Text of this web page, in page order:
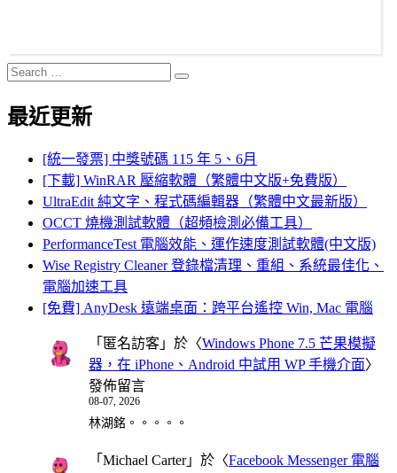
Search
for:
Search
最近更新
[統一發票] 中獎號碼 115 年 5、6月
[下載] WinRAR 壓縮軟體（繁體中文版+免費版）
UltraEdit 純文字、程式碼編輯器（繁體中文最新版）
OCCT 燒機測試軟體（超頻檢測必備工具）
PerformanceTest 電腦效能、運作速度測試軟體(中文版)
Wise Registry Cleaner 登錄檔清理、重組、系統最佳化、
電腦加速工具
[免費] AnyDesk 遠端桌面：跨平台遙控 Win, Mac 電腦
「 匿名訪客 」於〈Windows Phone 7.5 芒果模擬
器，在 iPhone、Android 中試用 WP 手機介面〉
發佈留言
08-07, 2026
林湖銘。。。。。
「 Michael Carter」於〈Facebook Messenger 電腦